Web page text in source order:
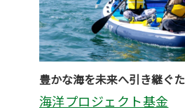
海洋プロジェクト基金
豊かな海を未来へ引き継ぐ